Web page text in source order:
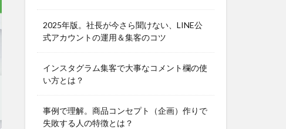
2025年版。社長が今さら聞けない、LINE公
式アカウントの運用＆集客のコツ
インスタグラム集客で大事なコメント欄の使
い方とは？
事例で理解。商品コンセプト（企画）作りで
失敗する人の特徴とは？